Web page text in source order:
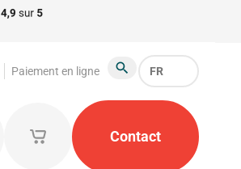
Paiement en ligne
Chercher
FR
de garde-robe Produits
vous
Mes paniers d'achat enregistrés
Contact